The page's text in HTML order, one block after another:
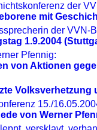
der
mit
der VVN-
1.9.2004
Pfennig:
von Aktionen
15./
von Werner